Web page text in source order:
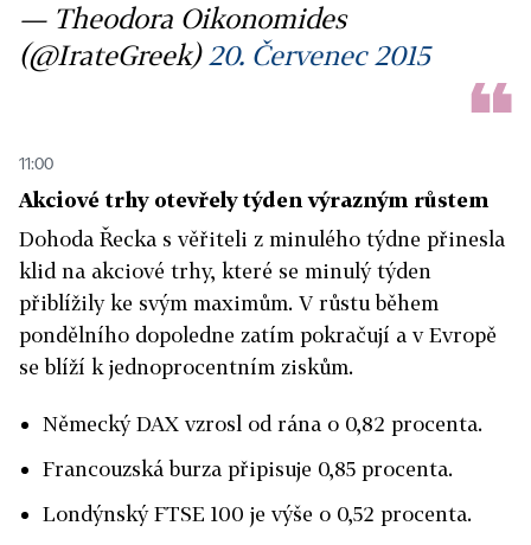
— Theodora Oikonomides
(@IrateGreek) 20. Červenec 2015
11:00
Akciové trhy otevřely týden výrazným růstem
Dohoda Řecka s věřiteli z minulého týdne přinesla
klid na akciové trhy, které se minulý týden
přiblížily ke svým maximům. V růstu během
pondělního dopoledne zatím pokračují a v Evropě
se blíží k jednoprocentním ziskům.
Německý DAX vzrosl od rána o 0,82 procenta.
Francouzská burza připisuje 0,85 procenta.
Londýnský FTSE 100 je výše o 0,52 procenta.